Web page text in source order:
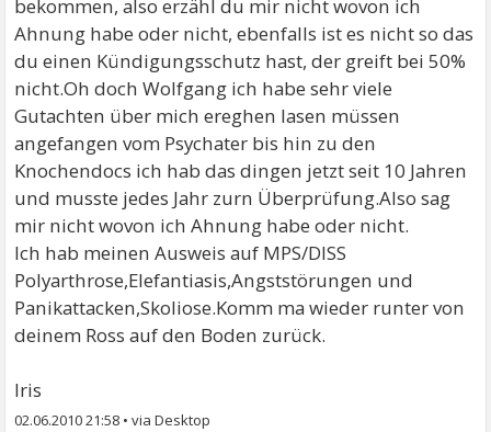
bekommen, also erzähl du mir nicht wovon ich
Ahnung habe oder nicht, ebenfalls ist es nicht so das
du einen Kündigungsschutz hast, der greift bei 50%
nicht.Oh doch Wolfgang ich habe sehr viele
Gutachten über mich ereghen lasen müssen
angefangen vom Psychater bis hin zu den
Knochendocs ich hab das dingen jetzt seit 10 Jahren
und musste jedes Jahr zurn Überprüfung.Also sag
mir nicht wovon ich Ahnung habe oder nicht.
Ich hab meinen Ausweis auf MPS/DISS
Polyarthrose,Elefantiasis,Angststörungen und
Panikattacken,Skoliose.Komm ma wieder runter von
deinem Ross auf den Boden zurück.
Iris
02.06.2010 21:58 •